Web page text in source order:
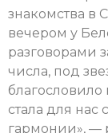
знакомства в
вечером у
разговорами
числа, под
стала для
гармонии», —